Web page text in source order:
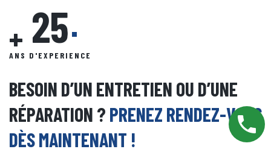
+ 25
ANS D'EXPERIENCE
BESOIN D’UN ENTRETIEN OU D’UNE
RÉPARATION ? PRENEZ RENDEZ-VOUS
DÈS MAINTENANT !